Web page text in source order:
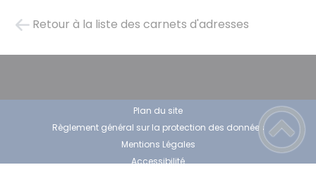
Retour à la liste des carnets d'adresses
Plan du site
Règlement général sur la protection des données
Mentions Légales
Accessibilité